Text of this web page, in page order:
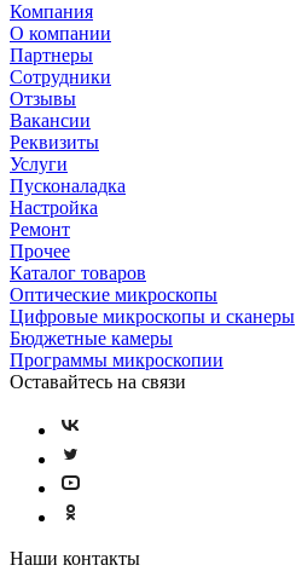
Компания
О компании
Партнеры
Сотрудники
Отзывы
Вакансии
Реквизиты
Услуги
Пусконаладка
Настройка
Ремонт
Прочее
Каталог товаров
Оптические микроскопы
Цифровые микроскопы и сканеры
Бюджетные камеры
Программы микроскопии
Оставайтесь на связи
Наши контакты